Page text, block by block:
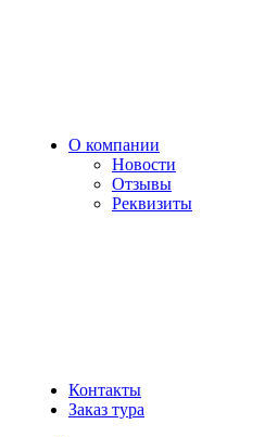
О компании
Новости
Отзывы
Реквизиты
Контакты
Заказ тура